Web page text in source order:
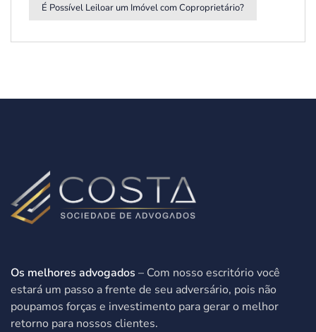
É Possível Leiloar um Imóvel com Coproprietário?
Os melhores advogados – Com nosso escritório você
estará um passo a frente de seu adversário, pois não
poupamos forças e investimento para gerar o melhor
retorno para nossos clientes.